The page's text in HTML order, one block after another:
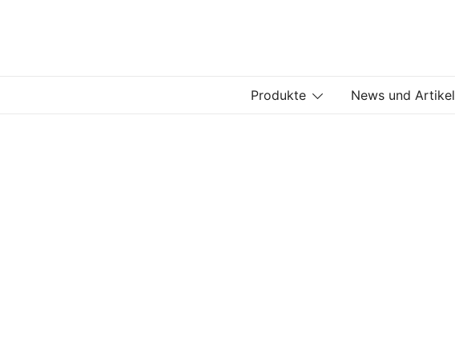
Produkte News und Artikel